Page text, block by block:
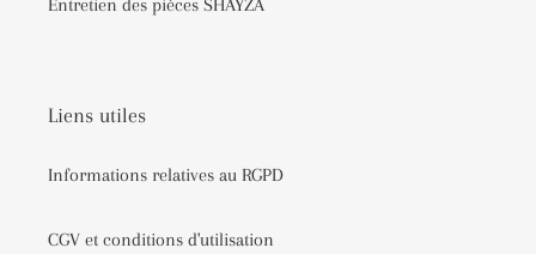
Entretien des pièces SHAYZA
Liens utiles
Informations relatives au RGPD
CGV et conditions d'utilisation